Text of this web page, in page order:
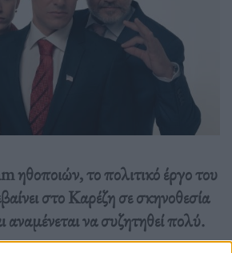
ηθοποιών, το πολιτικό έργο του
στο Καρέζη σε σκηνοθεσία
να συζητηθεί πολύ.